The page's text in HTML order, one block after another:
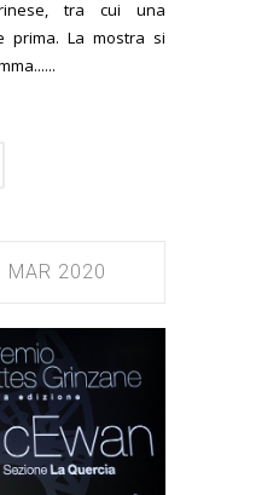
tra cui una
prima. La mostra si
MAR 2020